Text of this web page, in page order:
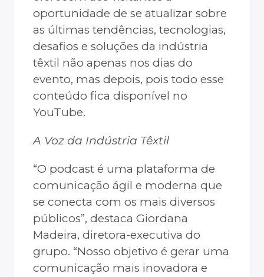
oportunidade de se atualizar sobre
as últimas tendências, tecnologias,
desafios e soluções da indústria
têxtil não apenas nos dias do
evento, mas depois, pois todo esse
conteúdo fica disponível no
YouTube.
A Voz da Indústria Têxtil
“O podcast é uma plataforma de
comunicação ágil e moderna que
se conecta com os mais diversos
públicos”, destaca Giordana
Madeira, diretora-executiva do
grupo. “Nosso objetivo é gerar uma
comunicação mais inovadora e